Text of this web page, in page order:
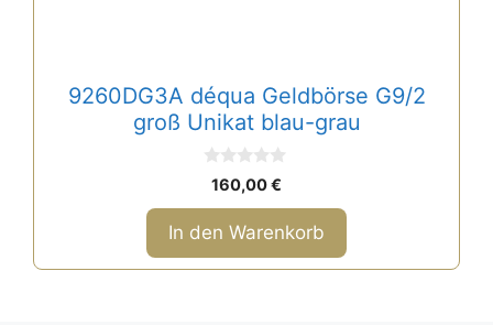
9260DG3A déqua Geldbörse G9/2
groß Unikat blau-grau
0
o
n
5
160,00€
In den Warenkorb